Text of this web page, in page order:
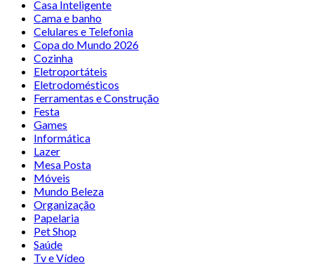
Casa Inteligente
Cama e banho
Celulares e Telefonia
Copa do Mundo 2026
Cozinha
Eletroportáteis
Eletrodomésticos
Ferramentas e Construção
Festa
Games
Informática
Lazer
Mesa Posta
Móveis
Mundo Beleza
Organização
Papelaria
Pet Shop
Saúde
Tv e Vídeo